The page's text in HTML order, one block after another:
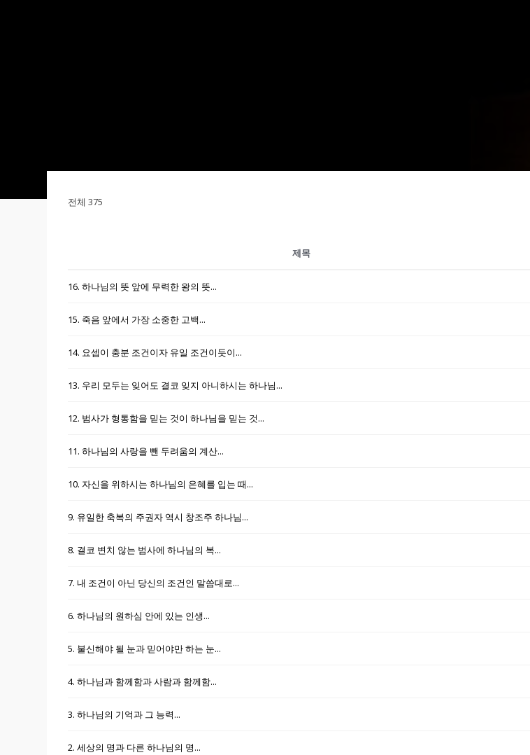
전체 375
제목
16. 하나님의 뜻 앞에 무력한 왕의 뜻...
15. 죽음 앞에서 가장 소중한 고백...
14. 요셉이 충분 조건이자 유일 조건이듯이...
13. 우리 모두는 잊어도 결코 잊지 아니하시는 하나님...
12. 범사가 형통함을 믿는 것이 하나님을 믿는 것...
11. 하나님의 사랑을 뺀 두려움의 계산...
10. 자신을 위하시는 하나님의 은혜를 입는 때...
9. 유일한 축복의 주권자 역시 창조주 하나님...
8. 결코 변치 않는 범사에 하나님의 복...
7. 내 조건이 아닌 당신의 조건인 말씀대로...
6. 하나님의 원하심 안에 있는 인생...
5. 불신해야 될 눈과 믿어야만 하는 눈...
4. 하나님과 함께함과 사람과 함께함...
3. 하나님의 기억과 그 능력...
2. 세상의 명과 다른 하나님의 명...